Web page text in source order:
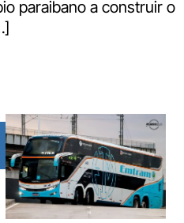
paraibano a construir o
Digite
aqui
o
seu
mail